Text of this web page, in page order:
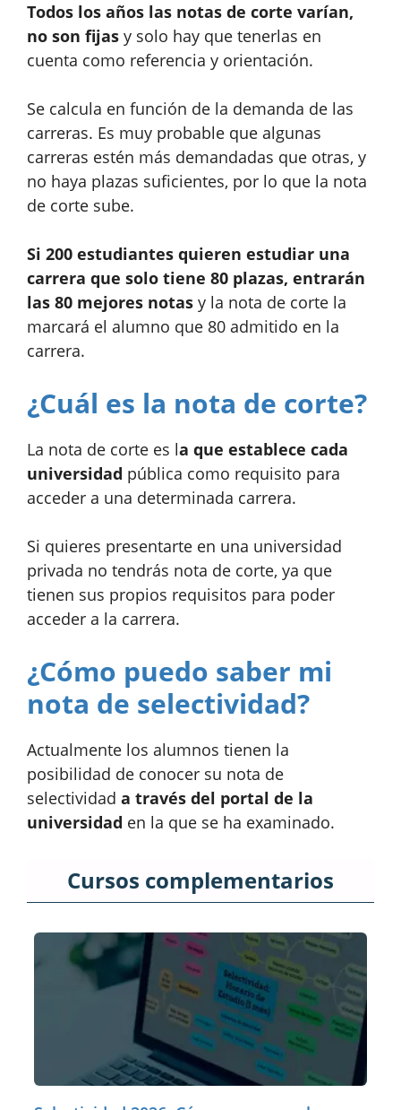
Todos los años las notas de corte varían,
no son fijas y solo hay que tenerlas en
cuenta como referencia y orientación.
Se calcula en función de la demanda de las
carreras. Es muy probable que algunas
carreras estén más demandadas que otras, y
no haya plazas suficientes, por lo que la nota
de corte sube.
Si 200 estudiantes quieren estudiar una
carrera que solo tiene 80 plazas, entrarán
las 80 mejores notas y la nota de corte la
marcará el alumno que 80 admitido en la
carrera.
¿Cuál es la nota de corte?
La nota de corte es la que establece cada
universidad pública como requisito para
acceder a una determinada carrera.
Si quieres presentarte en una universidad
privada no tendrás nota de corte, ya que
tienen sus propios requisitos para poder
acceder a la carrera.
¿Cómo puedo saber mi
nota de selectividad?
Actualmente los alumnos tienen la
posibilidad de conocer su nota de
selectividad a través del portal de la
universidad en la que se ha examinado.
Cursos complementarios